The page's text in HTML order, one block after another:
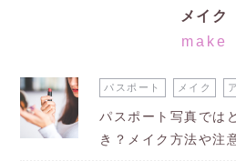
メイク
make
パスポート メイク
パスポート写真では
き？メイク方法や注